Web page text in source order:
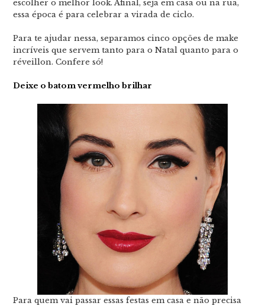
escolher o melhor look. Afinal, seja em casa ou na rua,
essa época é para celebrar a virada de ciclo.
Para te ajudar nessa, separamos cinco opções de make
incríveis que servem tanto para o Natal quanto para o
réveillon. Confere só!
Deixe o batom vermelho brilhar
Para quem vai passar essas festas em casa e não precisa